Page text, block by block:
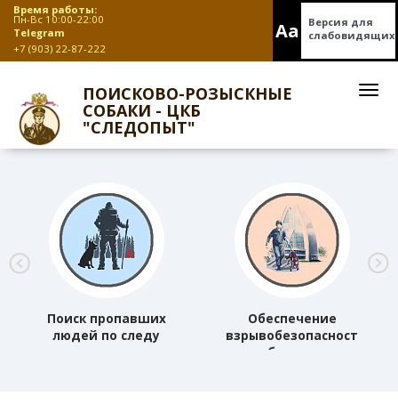
Время работы:
Пн-Вс 10:00-22:00
Telegram
+7 (903) 22-87-222
Aa
Версия для
слабовидящих
ПОИСКОВО-РОЗЫСКНЫЕ
СОБАКИ - ЦКБ
"СЛЕДОПЫТ"
Поиск пропавших
людей по следу
Обеспечение
взрывобезопасности
объектов